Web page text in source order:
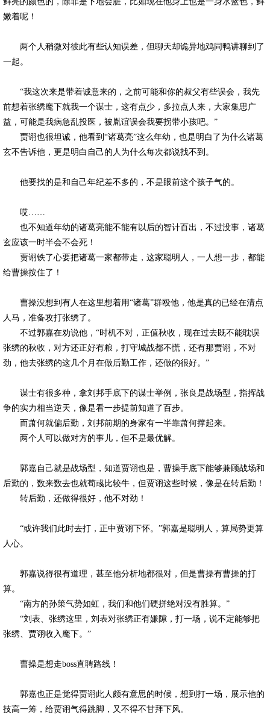
嫩着呢！
两个人稍微对彼此有些认知误差，但聊天却诡异地鸡同鸭讲聊到了
一起。
“我这次来是带着诚意来的，之前可能和你的叔父有些误会，我先
前想着张绣麾下就我一个谋士，这有点少，多拉点人来，大家集思广
益，可能是我病急乱投医，被胤谊误会我要拐带小孩吧。”
贾诩也很坦诚，他看到“诸葛亮”这么年幼，也是明白了为什么诸葛
玄不告诉他，更是明白自己的人为什么每次都说找不到。
他要找的是和自己年纪差不多的，不是眼前这个孩子气的。
哎……
也不知道年幼的诸葛亮能不能有以后的智计百出，不过没事，诸葛
玄应该一时半会不会死！
贾诩铁了心要把诸葛一家都带走，这家聪明人，一人想一步，都能
给曹操按住了！
曹操没想到有人在这里想着用“诸葛”群殴他，他是真的已经在清点
人马，准备攻打张绣了。
不过郭嘉在劝说他，“时机不对，正值秋收，现在过去既不能耽误
张绣的秋收，对方还正好有粮，打守城战都不慌，还有那贾诩，不对
劲，他去张绣的这几个月在做后勤工作，还做的很好。”
谋士有很多种，拿刘邦手底下的谋士举例，张良是战场型，指挥战
争的实力相当逆天，像是看一步提前知道了百步。
而萧何就偏后勤，刘邦前期的身家有一半靠萧何撑起来。
两个人可以做对方的事儿，但不是最优解。
郭嘉自己就是战场型，知道贾诩也是，曹操手底下能够兼顾战场和
后勤的，数来数去也就荀彧比较牛，但贾诩这些时候，像是在转后勤！
转后勤，还做得很好，他不对劲！
“或许我们此时去打，正中贾诩下怀。”郭嘉是聪明人，算局势更算
人心。
郭嘉说得很有道理，甚至他分析地都很对，但是曹操有曹操的打
算。
“南方的孙策气势如虹，我们和他们硬拼绝对没有胜算。”
“刘表、张绣这里，刘表对张绣正有嫌隙，打一场，说不定能够把
张绣、贾诩收入麾下。”
曹操是想走boss直聘路线！
郭嘉也正是觉得贾诩此人颇有意思的时候，想到打一场，展示他的
技高一筹，给贾诩气得跳脚，又不得不甘拜下风。